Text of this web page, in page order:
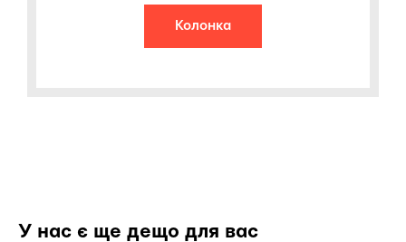
Колонка
У нас є ще дещо для вас